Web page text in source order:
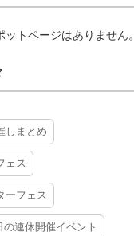
トページはありません。
しまとめ
ェス
ーフェス
連休開催イベント